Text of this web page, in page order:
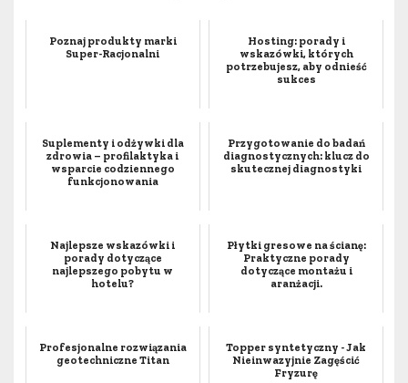
Poznaj produkty marki
Super-Racjonalni
Hosting: porady i
wskazówki, których
potrzebujesz, aby odnieść
sukces
Suplementy i odżywki dla
zdrowia – profilaktyka i
wsparcie codziennego
funkcjonowania
Przygotowanie do badań
diagnostycznych: klucz do
skutecznej diagnostyki
Najlepsze wskazówki i
porady dotyczące
najlepszego pobytu w
hotelu?
Płytki gresowe na ścianę:
Praktyczne porady
dotyczące montażu i
aranżacji.
Profesjonalne rozwiązania
geotechniczne Titan
Topper syntetyczny - Jak
Nieinwazyjnie Zagęścić
Fryzurę